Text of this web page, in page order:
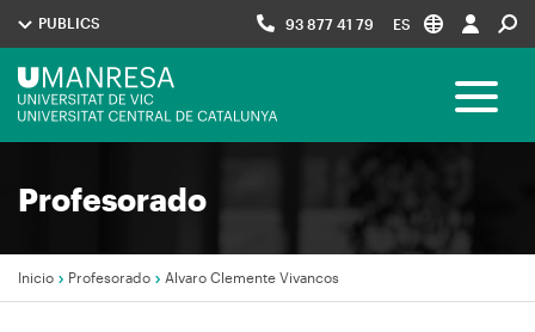
principal
Menú
UManresa
PUBLICS 93 877 41 79 ES
Navegació
Toggle
Profesorado
Inicio Profesorado Alvaro Clemente Vivancos